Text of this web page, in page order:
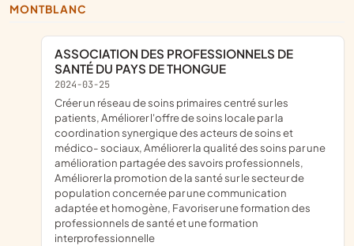
MONTBLANC
ASSOCIATION DES PROFESSIONNELS DE
SANTÉ DU PAYS DE THONGUE
2024-03-25
créer un réseau de soins primaires centré sur les
patients, Améliorer l'offre de soins locale par la
coordination synergique des acteurs de soins et
médico- sociaux, Améliorer la qualité des soins par une
amélioration partagée des savoirs professionnels,
Améliorer la promotion de la santé sur le secteur de
population concernée par une communication
adaptée et homogène, Favoriser une formation des
professionnels de santé et une formation
interprofessionnelle